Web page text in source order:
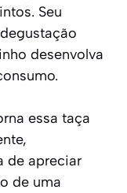
Seu
desenvolva
essa taça
de apreciar
de uma